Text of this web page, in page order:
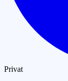
Privat